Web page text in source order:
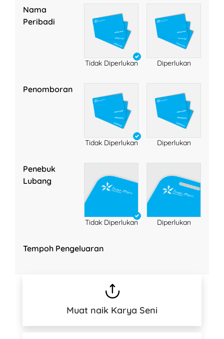
Nama
Peribadi
Tidak Diperlukan Diperlukan
Penomboran
Tidak Diperlukan Diperlukan
Penebuk
Lubang
Tidak Diperlukan Diperlukan
Tempoh Pengeluaran
Muat naik Karya Seni